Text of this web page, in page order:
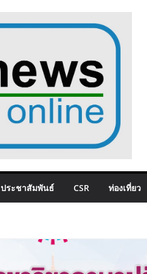
ประชาสัมพันธ์ CSR ท่องเที่ยว